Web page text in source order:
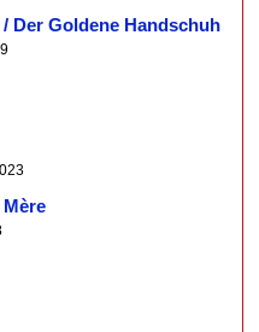
Der Goldene Handschuh
Mère